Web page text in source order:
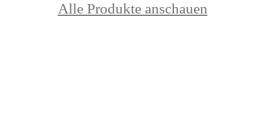
Alle Produkte anschauen